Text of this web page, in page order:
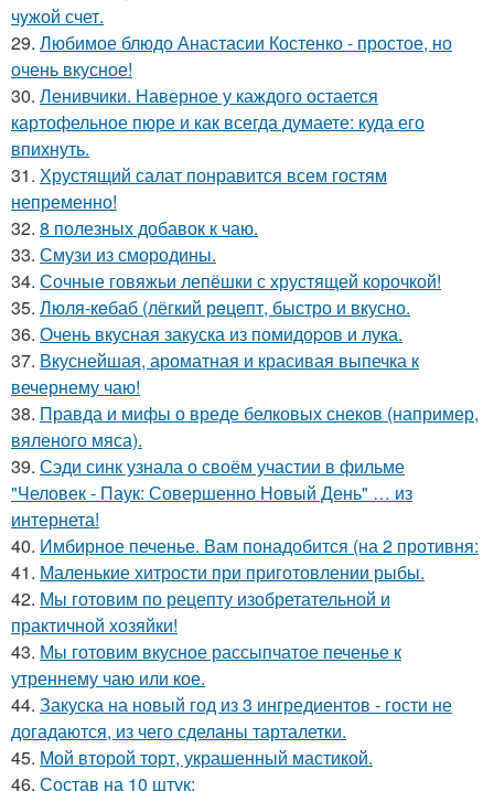
чyжой счет.
29. Любимое блюдо Анастасии Костенко - простое, но
очень вкусное!
30. Ленивчики. Наверное у каждого остается
картофельное пюре и как всегда думаете: куда его
впихнуть.
31. Хрустящий салат понравится всем гостям
непременно!
32. 8 полезных добавок к чаю.
33. Смузи из смородины.
34. Сочные говяжьи лепёшки с хрустящей корочкой!
35. Люля-кeбаб (лёгкий рeцeпт, быстро и вкусно.
36. Очень вкусная закуска из помидоpов и лука.
37. Вкуснейшая, ароматная и красивая выпечка к
вечернему чаю!
38. Правда и мифы о вреде белковых снеков (например,
вяленого мяса).
39. Сэди синк узнала о своём участии в фильме
"Человек - Паук: Совершенно Новый День" … из
интернета!
40. Имбирное печенье. Вам понадобится (на 2 противня:
41. Маленькие хитрости при приготовлении рыбы.
42. Мы готовим по рецепту изобретательной и
практичной хозяйки!
43. Мы готовим вкусное рассыпчатое печенье к
утреннему чаю или кое.
44. Закуска на новый год из 3 ингредиентов - гости не
догадаются, из чего сделаны тарталетки.
45. Мой второй торт, украшенный мастикой.
46. Состав на 10 штук: